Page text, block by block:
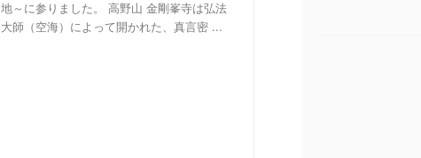
地～に参りました。 高野山 金剛峯寺は弘法
大師（空海）によって開かれた、真言密 ...